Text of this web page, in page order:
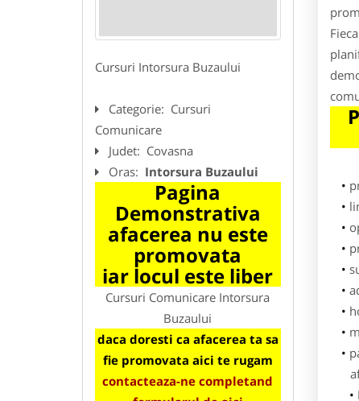
Cursuri Intorsura Buzaului
Categorie: Cursuri
Comunicare
Judet: Covasna
Oras: Intorsura Buzaului
Pagina
Demonstrativa
afacerea nu este
promovata
iar locul este liber
Cursuri Comunicare Intorsura
Buzaului
daca doresti ca afacerea ta sa
fie promovata aici te rugam
contacteaza-ne completand